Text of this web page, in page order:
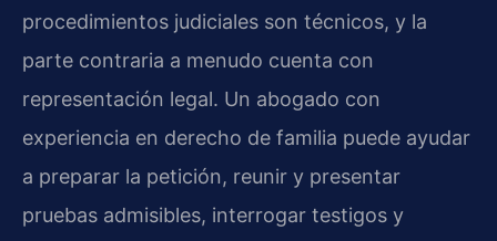
procedimientos judiciales son técnicos, y la
parte contraria a menudo cuenta con
representación legal. Un abogado con
experiencia en derecho de familia puede ayudar
a preparar la petición, reunir y presentar
pruebas admisibles, interrogar testigos y